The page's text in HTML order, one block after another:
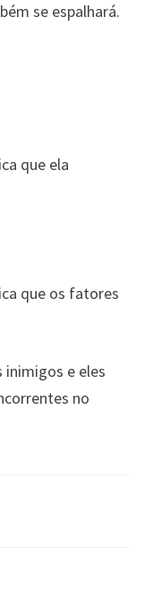
se espalhará.
que ela
que os fatores
e eles
no